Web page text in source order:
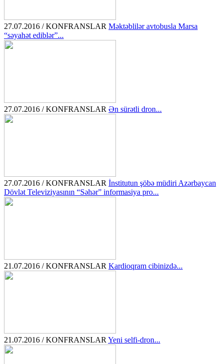
27.07.2016 / KONFRANSLAR Məktəblilər avtobusla Marsa
“səyahət ediblər”...
27.07.2016 / KONFRANSLAR Ən sürətli dron...
27.07.2016 / KONFRANSLAR İnstitutun şöbə müdiri Azərbaycan
Dövlət Televiziyasının “Səhər” informasiya pro...
21.07.2016 / KONFRANSLAR Kardioqram cibinizdə...
21.07.2016 / KONFRANSLAR Yeni selfi-dron...